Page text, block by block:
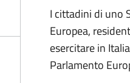
I cittadini di uno
Europea,
esercitare in
Parlamento